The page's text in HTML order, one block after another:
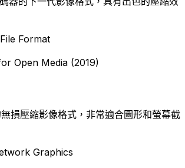
Format
Open Media (2019)
損壓縮影像格式，非常適合圖形和螢幕截
Graphics